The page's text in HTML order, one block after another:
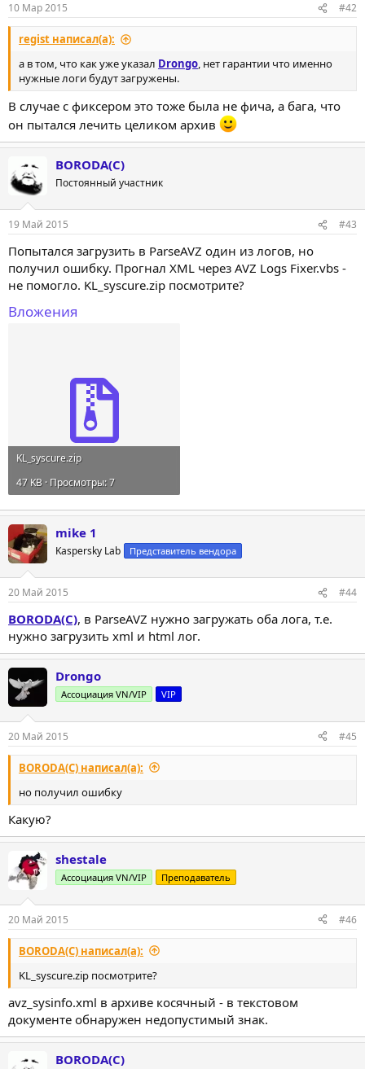
10 Мар 2015 #42
regist написал(а):
а в том, что как уже указал Drongo, нет гарантии что именно
нужные логи будут загружены.
В случае с фиксером это тоже была не фича, а бага, что
он пытался лечить целиком архив
BORODA(C)
Постоянный участник
19 Май 2015 #43
Попытался загрузить в ParseAVZ один из логов, но
получил ошибку. Прогнал XML через AVZ Logs Fixer.vbs -
не помогло. KL_syscure.zip посмотрите?
Вложения
KL_syscure.zip
47 KB · Просмотры: 7
mike 1
Kaspersky Lab Представитель вендора
20 Май 2015 #44
BORODA(C), в ParseAVZ нужно загружать оба лога, т.е.
нужно загрузить xml и html лог.
Drongo
Ассоциация VN/VIP VIP
20 Май 2015 #45
BORODA(C) написал(а):
но получил ошибку
Какую?
shestale
Ассоциация VN/VIP Преподаватель
20 Май 2015 #46
BORODA(C) написал(а):
KL_syscure.zip посмотрите?
avz_sysinfo.xml в архиве косячный - в текстовом
документе обнаружен недопустимый знак.
BORODA(C)